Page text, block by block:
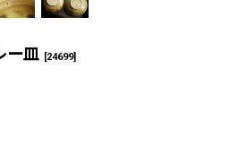
ー皿 [24699]